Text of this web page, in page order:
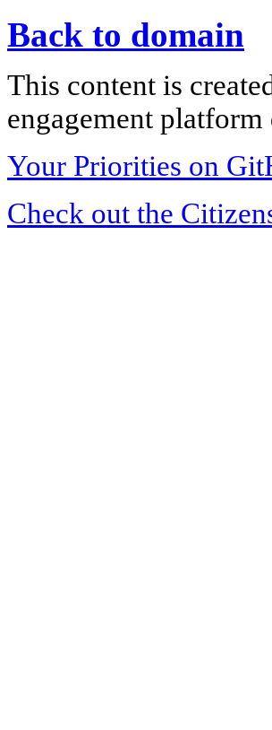
Back to domain
This content is
engagement
Your Priorities on
Check out the